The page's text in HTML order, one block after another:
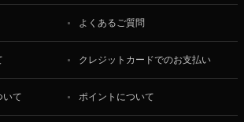
よくあるご質問
クレジットカードでのお支払い
いて ポイントについて